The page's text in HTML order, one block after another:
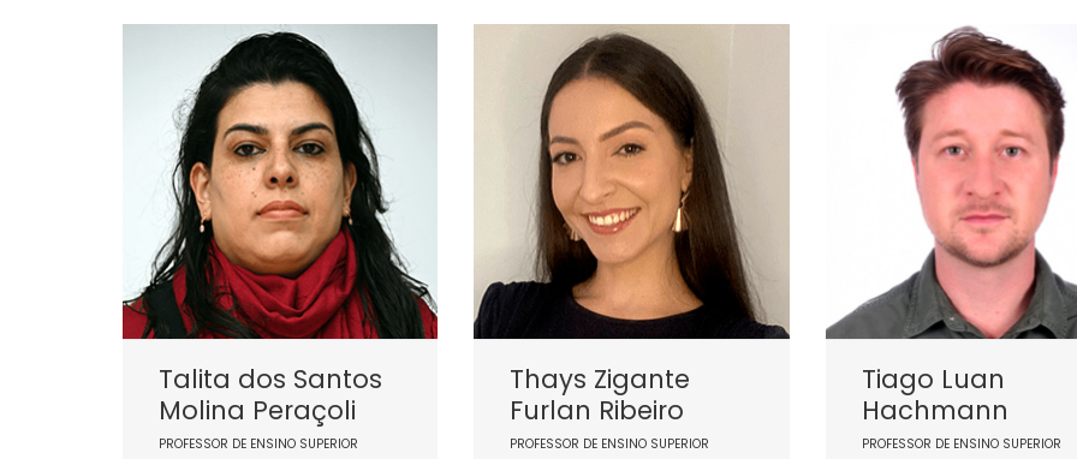
Talita dos Santos
Molina Peraçoli
PROFESSOR DE ENSINO SUPERIOR
Thays Zigante
Furlan Ribeiro
PROFESSOR DE ENSINO SUPERIOR
Tiago Luan
Hachmann
PROFESSOR DE ENSINO SUPERIOR